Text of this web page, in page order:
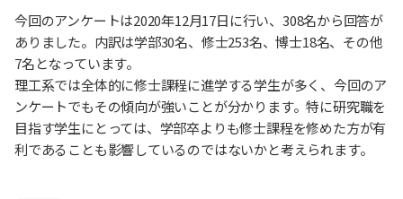
今回のアンケートは2020年12月17日に行い、308名から回答が
ありました。内訳は学部30名、修士253名、博士18名、その他
7名となっています。
理工系では全体的に修士課程に進学する学生が多く、今回のア
ンケートでもその傾向が強いことが分かります。特に研究職を
目指す学生にとっては、学部卒よりも修士課程を修めた方が有
利であることも影響しているのではないかと考えられます。